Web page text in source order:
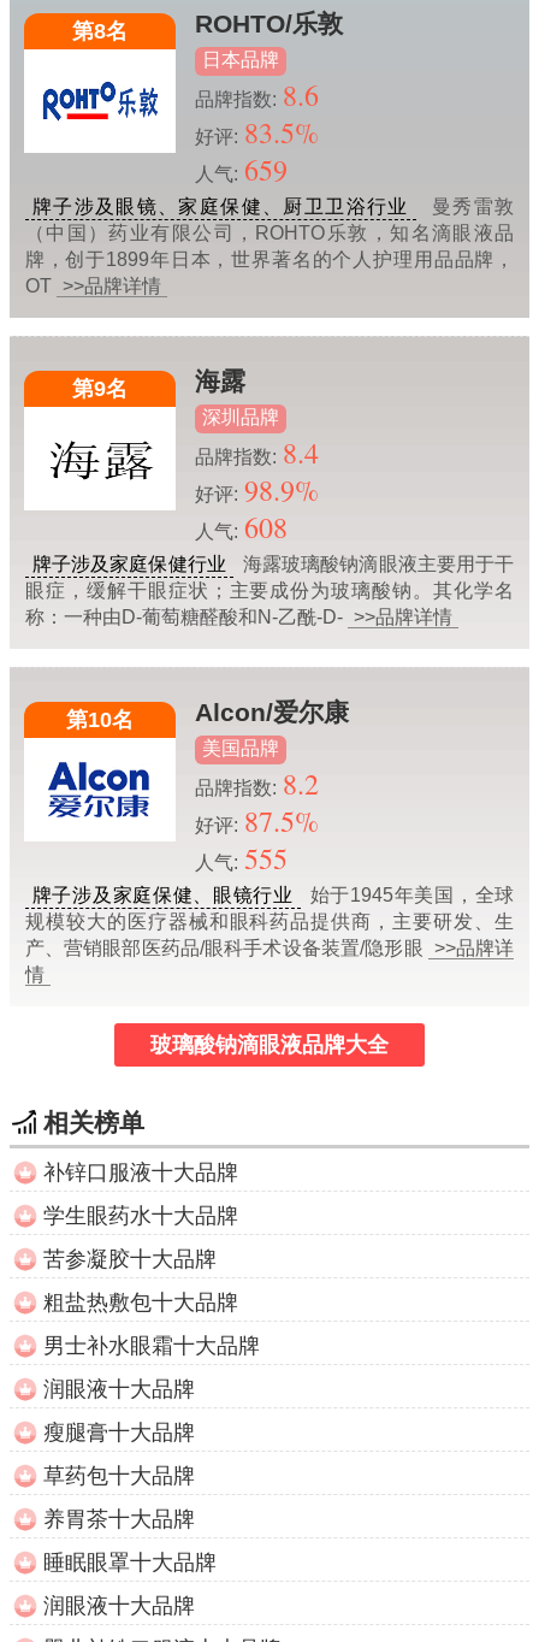
第8名 ROHTO/乐敦
日本品牌
品牌指数: 8.6
好评: 83.5%
人气: 659
牌子涉及眼镜、家庭保健、厨卫卫浴行业
曼秀雷敦
（中国）药业有限公司，ROHTO乐敦，知名滴眼液品
牌，创于1899年日本，世界著名的个人护理用品品牌，
OT >>品牌详情
第9名 海露
深圳品牌
品牌指数: 8.4
好评: 98.9%
人气: 608
牌子涉及家庭保健行业
海露玻璃酸钠滴眼液主要用于干
眼症，缓解干眼症状；主要成份为玻璃酸钠。其化学名
称：一种由D-葡萄糖醛酸和N-乙酰-D- >>品牌详情
第10名 Alcon/爱尔康
美国品牌
品牌指数: 8.2
好评: 87.5%
人气: 555
牌子涉及家庭保健、眼镜行业
始于1945年美国，全球
规模较大的医疗器械和眼科药品提供商，主要研发、生
产、营销眼部医药品/眼科手术设备装置/隐形眼 >>品牌详
情
玻璃酸钠滴眼液品牌大全
相关榜单
补锌口服液十大品牌
学生眼药水十大品牌
苦参凝胶十大品牌
粗盐热敷包十大品牌
男士补水眼霜十大品牌
润眼液十大品牌
瘦腿膏十大品牌
草药包十大品牌
养胃茶十大品牌
睡眠眼罩十大品牌
润眼液十大品牌